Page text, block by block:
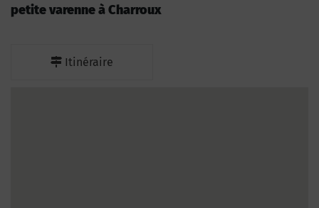
petite varenne à Charroux
Itinéraire